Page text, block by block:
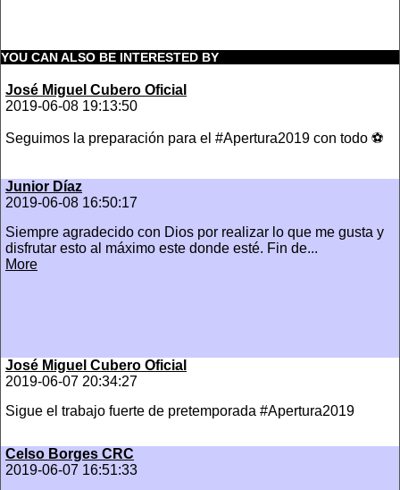
YOU CAN ALSO BE INTERESTED BY
José Miguel Cubero Oficial
2019-06-08 19:13:50
Seguimos la preparación para el #Apertura2019 con todo ⚽️
Junior Díaz
2019-06-08 16:50:17
Siempre agradecido con Dios por realizar lo que me gusta y
disfrutar esto al máximo este donde esté. Fin de...
More
José Miguel Cubero Oficial
2019-06-07 20:34:27
Sigue el trabajo fuerte de pretemporada #Apertura2019
Celso Borges CRC
2019-06-07 16:51:33